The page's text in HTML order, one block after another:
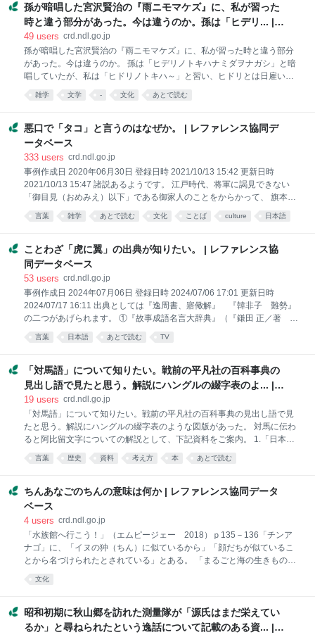
ぶ）市、大阪府 守口（もりぐち）市（「情報センター」はあり）、福
岡県 宮若（みやわか）市 筑後（ちくご）市、鹿児島県 奄美（あま
み）市
孫が暗唱した宮沢賢治の『雨ニモマケズ』に、私が習った
時と違う部分があった。今は違うのか。孫は「ヒデリ... |
レファレンス協同データベース
49 users crd.ndl.go.jp
孫が暗唱した宮沢賢治の『雨ニモマケズ』に、私が習った時と違う部分
があった。今は違うのか。 孫は「ヒデリノトキハナミダヲナガシ」と暗
唱していたが、私は「ヒドリノトキハ～」と習い、ヒドリとは日雇いの
意味であると教わった覚えがある。 宮沢賢治(1896-1933)は岩手県花巻
市出身の詩人であり童話作家です。 代表作のひとつである『雨ニモマケ
風ニモマケズ」で始まり「サウイフモノニ ワタシハナリタイ」で終わ
る、漢字とカタカナで書かれた詩です。 手帳に書かれている文字は「ヒ
ドリ」と読めますが、これが「ヒデリ」の誤記なのかという論争は現在
いないようですが、①日照りの誤記であるとするものが多いようです。
①「ヒデリ」日照りの誤記 ②「ヒドリ」で良い。日雇い仕事のこと。
③「ヒ
雑学 文学 - 文化 あとで読む
悪口で「タコ」と言うのはなぜか。 | レファレンス協同デ
ータベース
333 users crd.ndl.go.jp
事例作成日 2020年06月30日 登録日時 2021/10/13 15:42 更新日時
2021/10/13 15:47 諸説あるようです。 江戸時代、将軍に謁見できない
「御目見（おめみえ）以下」である御家人のことをからかって、 旗本の
子が「以下」と言ったことに対して、御家人の子が「タコ」と言い返し
たことからきた、 という説などが確認できました。 １ 「以下」に対し
詳しく書かれていました。 「タコ」と言い返した話の出典は(2)のようで
す。 また(4)にも類似したエピソードが載っています。 (1)『知って合点
江戸ことば 文春新書』 大野敏明／著 文藝春秋 2000.12 p.32～
をからかって「以下」という。」 「御家人の子どもたちも」（中略）
「旗本の子
言葉 雑学 あとで読む 文化 ことば culture 日本語
ことわざ「虎に翼」の出典が知りたい。 | レファレンス協
同データベース
53 users crd.ndl.go.jp
事例作成日 2024年07月06日 登録日時 2024/07/06 17:01 更新日時
2024/07/17 16:11 出典としては『逸周書、寤儆解』 『韓非子 難勢』
の二つがあげられます。 ①『故事成語名言大辞典』（『鎌田 正／著 米
山 寅太郎／著 大修館書店 1988年） P941「虎に翼：虎のために翼を
つける。荒々しく残忍なものに、さらに威力をつけ加えるたとえ。 鬼に
942「虎の為に翼を傅（つ）くること毋（な）かれ」を見る。 「ただで
さえ鋭い爪と牙を持つ虎に、そのうえ、空を自由に飛べる翼をつける よ
うなことはするな。強悪なる勢力がある者に、さらに勢力を付け加える
編に見える『逸周書』より引用とある。 ②『大漢和辞典 巻9 修訂
版 缶部…虍部』（諸
言葉 日本語 あとで読む TV
「対馬語」について知りたい。戦前の平凡社の百科事典の
見出し語で見たと思う。解説にハングルの綴字表のよ... |
レファレンス協同データベース
19 users crd.ndl.go.jp
「対馬語」について知りたい。戦前の平凡社の百科事典の見出し語で見
たと思う。解説にハングルの綴字表のような図版があった。 対馬に伝わ
ると阿比留文字についての解説として、下記資料をご案内。 1.「日本神
代文字 : 古代和字総覧」 吾郷清彦/著 大陸書房,1975 2.「神代文字の
謎」 藤芳 義男/著 桃源社,1976 3.「古代史の鍵・対馬」 永留 久恵/著
し。 ２．Googleの検索エンジンにて、”対馬 ハングル”と検索すると、
「阿比留文字」が多数ヒット。 日本の古代文字であり、ハングルに酷
似。 ３．『日本国語大辞典』で、あひる‐もじ【阿比留文字】を確認。
～対馬国卜部阿比留氏に伝わったとされる～」との記載あり。 ４．当館
所蔵資料の中から、阿比留文字関
言葉 歴史 資料 考え方 本 あとで読む
ちんあなごのちんの意味は何か | レファレンス協同データ
ベース
4 users crd.ndl.go.jp
「水族館へ行こう！」（エムピージェー 2018）ｐ135－136「チンア
ナゴ」に、「イヌの狆（ちん）に似ているから」「顔だちが似ているこ
とから名づけられたとされている」とある。 「まるごと海の生きもの」
（学研教育出版 2013）ｐ159「チンアナゴ」に、「狆穴子」「顔が犬
の狆に似ていることからこの名がついた」とある。 「飼い主のための犬
ー写真３枚があり、顔の確認ができる。 （美原図書館） NDC 脊椎動物
(487 ８版) 参考資料 月刊アクアライフ編集部編 , アクアライフ編集部.
文化
昭和初期に秋山郷を訪れた測量隊が「源氏はまだ栄えてい
るか」と尋ねられたという逸話について記載のある資... |